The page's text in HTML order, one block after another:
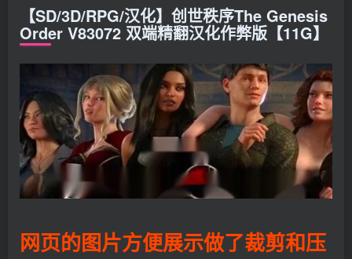
【SD/3D/RPG/汉化】创世秩序The Genesis
Order V83072 双端精翻汉化作弊版【11G】
网页的图片方便展示做了裁剪和压